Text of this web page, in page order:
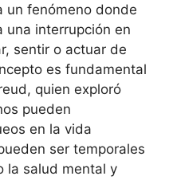
un fenómeno donde
una interrupción en
sentir o actuar de
es fundamental
quien exploró
pueden
en la vida
ser temporales
la salud mental y